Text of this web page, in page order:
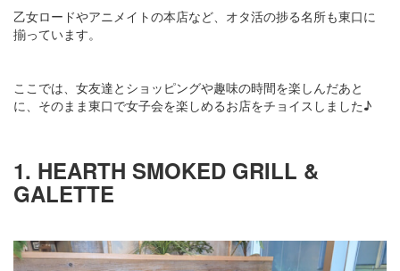
乙女ロードやアニメイトの本店など、オタ活の捗る名所も東口に
揃っています。
ここでは、女友達とショッピングや趣味の時間を楽しんだあと
に、そのまま東口で女子会を楽しめるお店をチョイスしました♪
1. HEARTH SMOKED GRILL &
GALETTE